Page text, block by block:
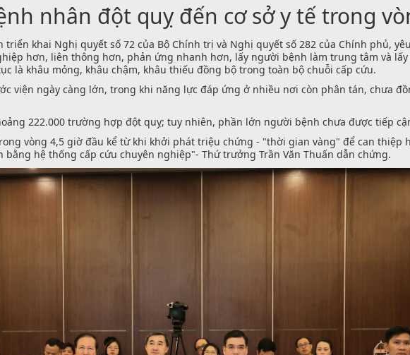
nhân đột quỵ đến cơ sở y tế trong
khai Nghị quyết số 72 của Bộ Chính trị và Nghị quyết số 282 của Chính phủ,
hơn, liên thông hơn, phản ứng nhanh hơn, lấy người bệnh làm trung tâm và
là khâu mỏng, khâu chậm, khâu thiếu đồng bộ trong toàn bộ chuỗi cấp cứu.
viện ngày càng lớn, trong khi năng lực đáp ứng ở nhiều nơi còn phân tán, chưa
222.000 trường hợp đột quỵ; tuy nhiên, phần lớn người bệnh chưa được tiếp
vòng 4,5 giờ đầu kể từ khi khởi phát triệu chứng - "thời gian vàng" để can thiệp
hệ thống cấp cứu chuyên nghiệp"- Thứ trưởng Trần Văn Thuấn dẫn chứng.